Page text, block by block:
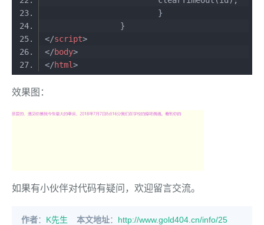
</script>
</body>
</html>
效果图：
如果有小伙伴对代码有疑问，欢迎留言交流。
作者： K先生 本文地址： http://www.gold404.cn/info/25